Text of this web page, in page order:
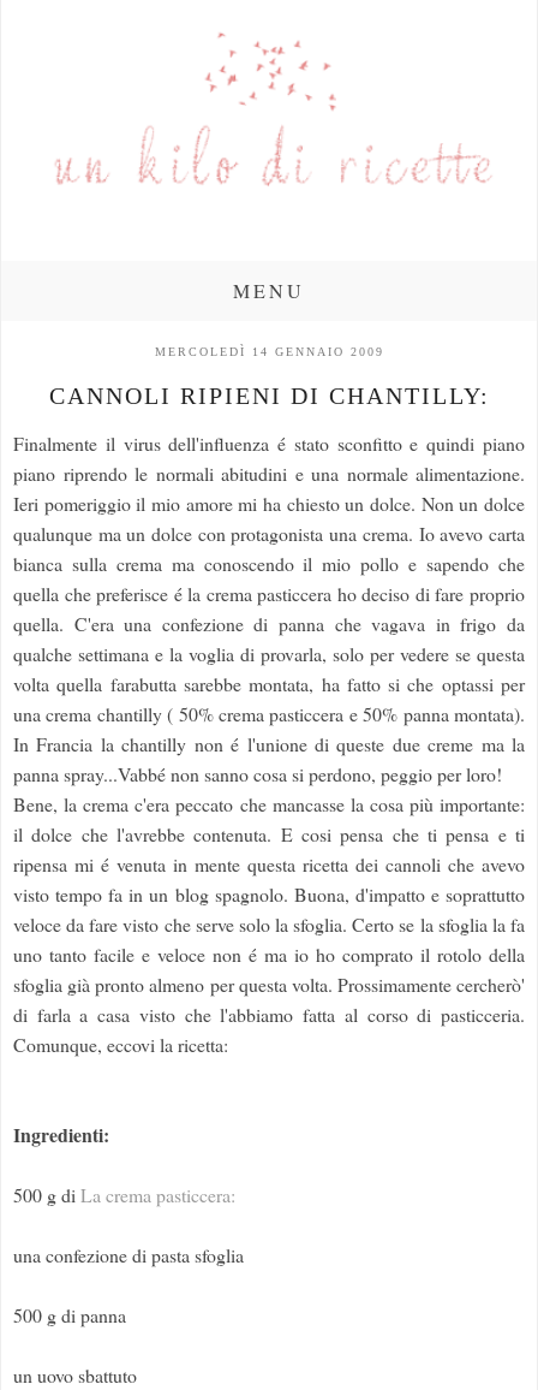
MENU
MERCOLEDÌ 14 GENNAIO 2009
CANNOLI RIPIENI DI CHANTILLY:
Finalmente il virus dell'influenza é stato sconfitto e quindi piano
piano riprendo le normali abitudini e una normale alimentazione.
Ieri pomeriggio il mio amore mi ha chiesto un dolce. Non un dolce
qualunque ma un dolce con protagonista una crema. Io avevo carta
bianca sulla crema ma conoscendo il mio pollo e sapendo che
quella che preferisce é la crema pasticcera ho deciso di fare proprio
quella. C'era una confezione di panna che vagava in frigo da
qualche settimana e la voglia di provarla, solo per vedere se questa
volta quella farabutta sarebbe montata, ha fatto si che optassi per
una crema chantilly ( 50% crema pasticcera e 50% panna montata).
In Francia la chantilly non é l'unione di queste due creme ma la
panna spray...Vabbé non sanno cosa si perdono, peggio per loro!
Bene, la crema c'era peccato che mancasse la cosa più importante:
il dolce che l'avrebbe contenuta. E cosi pensa che ti pensa e ti
ripensa mi é venuta in mente questa ricetta dei cannoli che avevo
visto tempo fa in un blog spagnolo. Buona, d'impatto e soprattutto
veloce da fare visto che serve solo la sfoglia. Certo se la sfoglia la fa
uno tanto facile e veloce non é ma io ho comprato il rotolo della
sfoglia già pronto almeno per questa volta. Prossimamente cercherò'
di farla a casa visto che l'abbiamo fatta al corso di pasticceria.
Comunque, eccovi la ricetta:
Ingredienti:
500 g diLa crema pasticcera:
una confezione di pasta sfoglia
500 g di panna
un uovo sbattuto